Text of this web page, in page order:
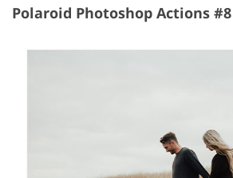
Polaroid Photoshop Actions